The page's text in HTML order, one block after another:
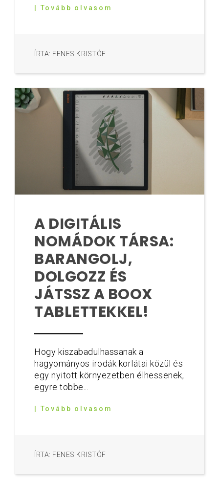
| Tovább olvasom
ÍRTA: FENES KRISTÓF
A DIGITÁLIS
NOMÁDOK TÁRSA:
BARANGOLJ,
DOLGOZZ ÉS
JÁTSSZ A BOOX
TABLETTEKKEL!
Hogy kiszabadulhassanak a
hagyományos irodák korlátai közül és
egy nyitott környezetben élhessenek,
egyre többe...
| Tovább olvasom
ÍRTA: FENES KRISTÓF